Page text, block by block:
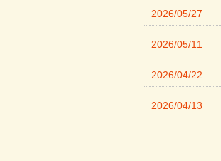
2026/05/27
2026/05/11
2026/04/22
2026/04/13